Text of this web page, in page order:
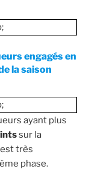
engagés en
la saison
ayant plus
sur la
très
phase.